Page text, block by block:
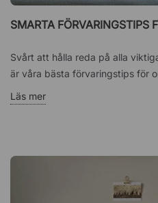
SMARTA FÖRVARINGSTIPS
Svårt att hålla reda på alla
är våra bästa förvaringstips för
Läs mer